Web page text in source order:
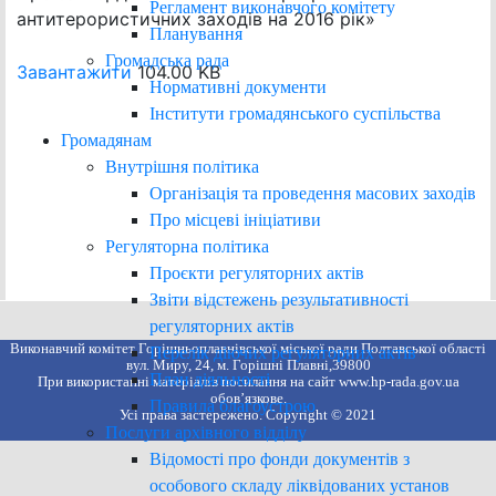
Регламент виконавчого комітету
Планування
Громадська рада
Нормативні документи
Інститути громадянського суспільства
Громадянам
Внутрішня політика
Організація та проведення масових заходів
Про місцеві ініціативи
Регуляторна політика
Проєкти регуляторних актів
Звіти відстежень результативності
регуляторних актів
Перелік діючих регуляторних актів
План діяльності
Правила благоустрою
Послуги архівного відділу
Відомості про фонди документів з
особового складу ліквідованих установ
антитерористичних заходів на 2016 рік»
Завантажити104.00 KB
Виконавчий комітет Горішньоплавнівської міської ради Полтавської області
вул. Миру, 24, м. Горішні Плавні,39800
При використанні матеріалів посилання на сайт www.hp-rada.gov.ua
обов’язкове.
Усі права застережено. Copyright © 2021